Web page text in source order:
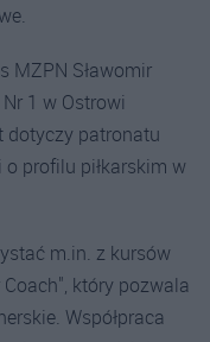
MZPN Sławomir
1 w Ostrowi
dotyczy patronatu
profilu piłkarskim w
m.in. z kursów
który pozwala
Współpraca